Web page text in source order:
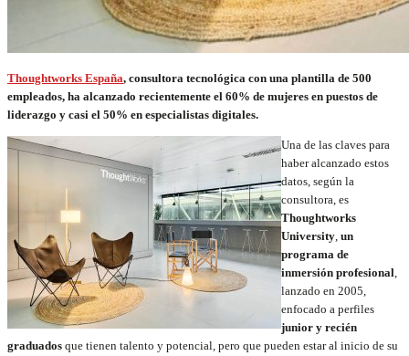
Thoughtworks España, consultora tecnológica con una plantilla de 500
empleados, ha alcanzado recientemente el 60% de mujeres en puestos de
liderazgo y casi el 50% en especialistas digitales.
Una de las claves para
haber alcanzado estos
datos, según la
consultora, es
Thoughtworks
University, un
programa de
inmersión profesional,
lanzado en 2005,
enfocado a perfiles
junior y recién
graduados que tienen talento y potencial, pero que pueden estar al inicio de su